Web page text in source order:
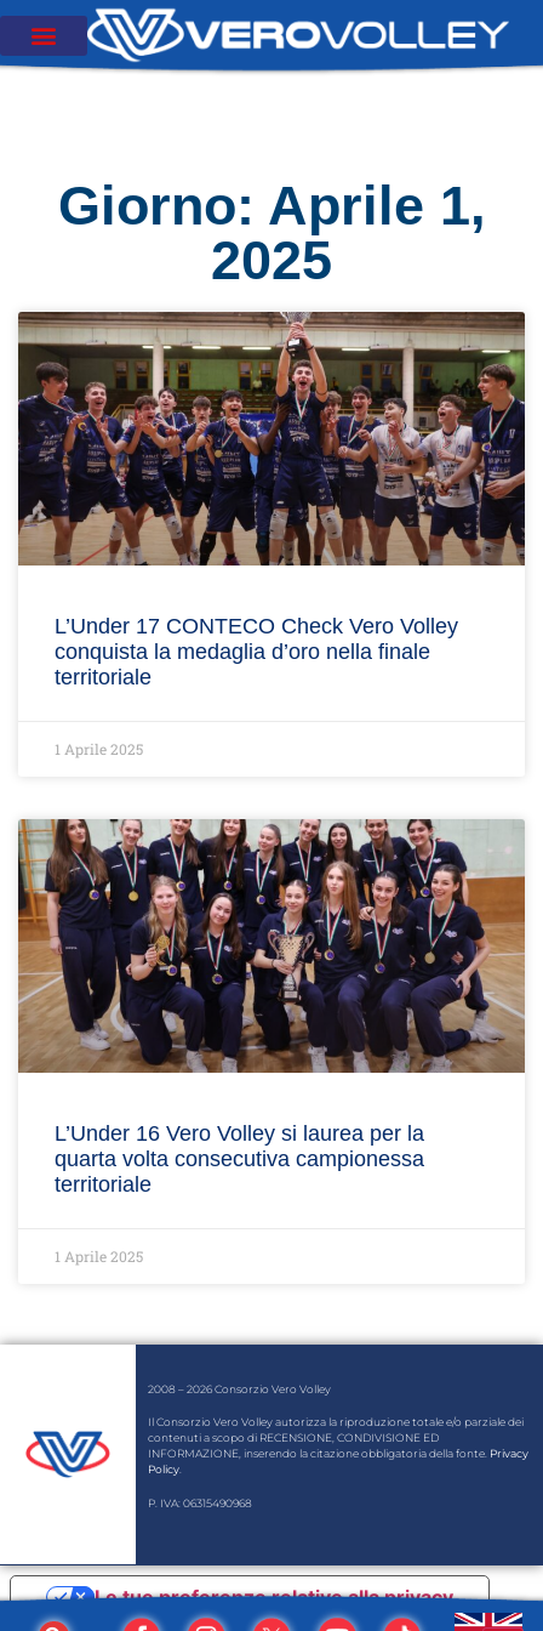
Giorno: Aprile 1,
2025
L’Under 17 CONTECO Check Vero Volley
conquista la medaglia d’oro nella finale
territoriale
1 Aprile 2025
L’Under 16 Vero Volley si laurea per la
quarta volta consecutiva campionessa
territoriale
1 Aprile 2025
2008 – 2026 Consorzio Vero Volley
Il Consorzio Vero Volley autorizza la riproduzione totale e/o parziale dei
contenuti a scopo di RECENSIONE, CONDIVISIONE ED
INFORMAZIONE, inserendo la citazione obbligatoria della fonte. Privacy
Policy.
P. IVA: 06315490968
Le tue preferenze relative alla privacy